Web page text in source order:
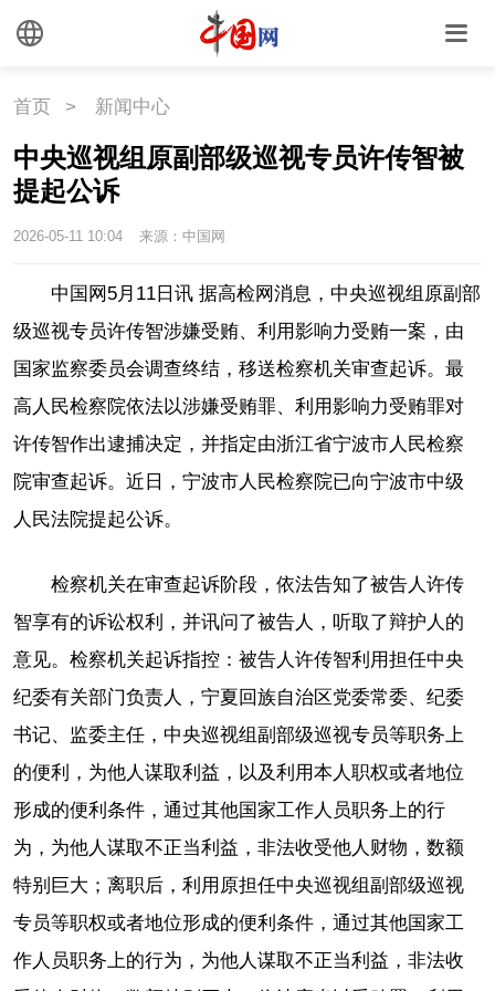
国情
海洋 草原 湾区
联盟
首页 > 新闻中心
中央巡视组原副部级巡视专员许传智被
提起公诉
2026-05-11 10:04 来源：中国网
中国网5月11日讯 据高检网消息，中央巡视组原副部
级巡视专员许传智涉嫌受贿、利用影响力受贿一案，由
国家监察委员会调查终结，移送检察机关审查起诉。最
高人民检察院依法以涉嫌受贿罪、利用影响力受贿罪对
许传智作出逮捕决定，并指定由浙江省宁波市人民检察
院审查起诉。近日，宁波市人民检察院已向宁波市中级
人民法院提起公诉。
检察机关在审查起诉阶段，依法告知了被告人许传
智享有的诉讼权利，并讯问了被告人，听取了辩护人的
意见。检察机关起诉指控：被告人许传智利用担任中央
纪委有关部门负责人，宁夏回族自治区党委常委、纪委
书记、监委主任，中央巡视组副部级巡视专员等职务上
的便利，为他人谋取利益，以及利用本人职权或者地位
形成的便利条件，通过其他国家工作人员职务上的行
为，为他人谋取不正当利益，非法收受他人财物，数额
特别巨大；离职后，利用原担任中央巡视组副部级巡视
专员等职权或者地位形成的便利条件，通过其他国家工
作人员职务上的行为，为他人谋取不正当利益，非法收